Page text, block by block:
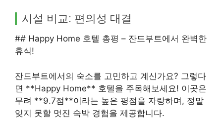
시설 비교: 편의성 대결
## Happy Home 호텔 총평 – 잔드부트에서 완벽한
휴식!
잔드부트에서의 숙소를 고민하고 계신가요? 그렇다
면 **Happy Home** 호텔을 주목해보세요! 이곳은
무려 **9.7점**이라는 높은 평점을 자랑하며, 정말
잊지 못할 멋진 숙박 경험을 제공합니다.